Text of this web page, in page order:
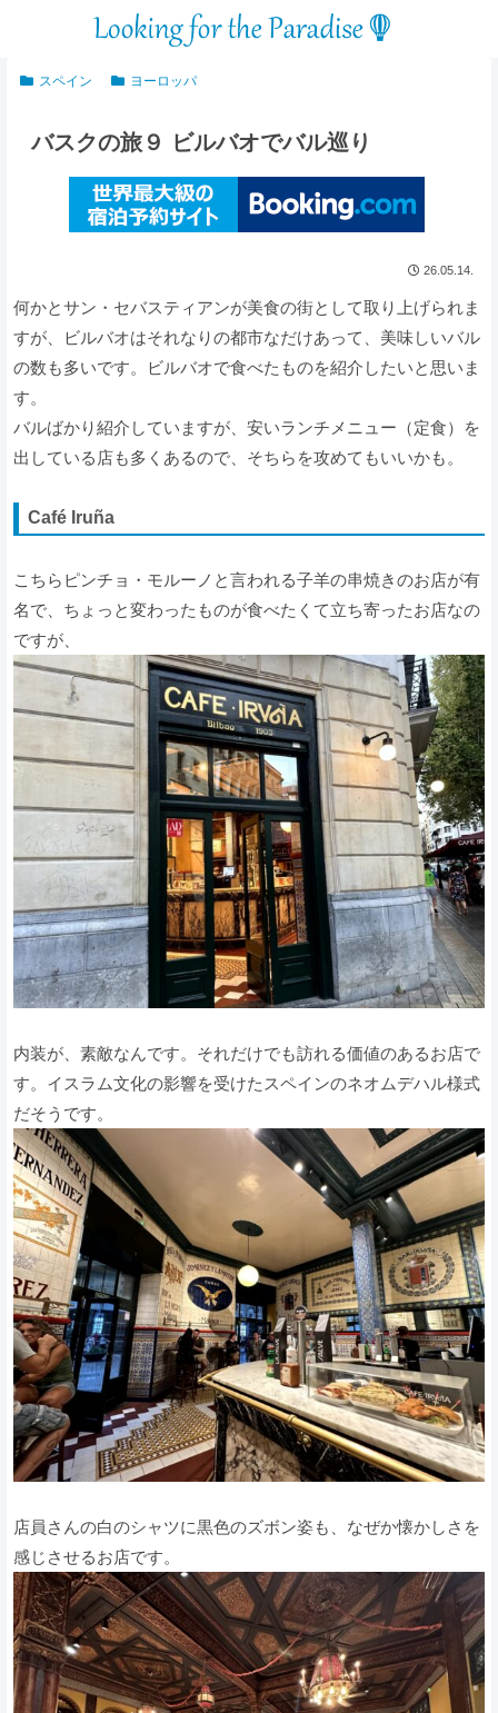
スペイン ヨーロッパ
バスクの旅９ ビルバオでバル巡り
26.05.14.
何かとサン・セバスティアンが美食の街として取り上げられま
すが、ビルバオはそれなりの都市なだけあって、美味しいバル
の数も多いです。ビルバオで食べたものを紹介したいと思いま
す。
バルばかり紹介していますが、安いランチメニュー（定食）を
出している店も多くあるので、そちらを攻めてもいいかも。
Café Iruña
こちらピンチョ・モルーノと言われる子羊の串焼きのお店が有
名で、ちょっと変わったものが食べたくて立ち寄ったお店なの
ですが、
内装が、素敵なんです。それだけでも訪れる価値のあるお店で
す。イスラム文化の影響を受けたスペインのネオムデハル様式
だそうです。
店員さんの白のシャツに黒色のズボン姿も、なぜか懐かしさを
感じさせるお店です。